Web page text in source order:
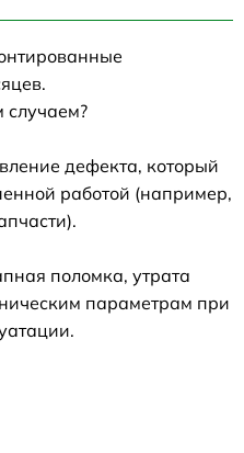
случаем?
дефекта, который
работой (например,
поломка, утрата
параметрам при